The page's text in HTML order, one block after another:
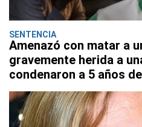
SENTENCIA
Amenazó con matar a
gravemente herida a
condenaron a 5 años